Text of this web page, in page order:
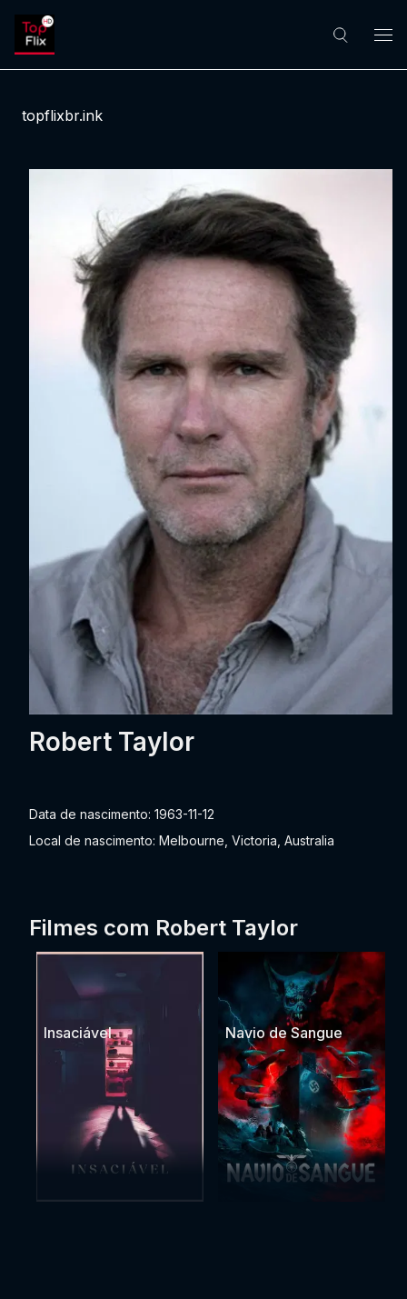
topflixbr.ink
Robert Taylor
Data de nascimento: 1963-11-12
Local de nascimento: Melbourne, Victoria, Australia
Filmes com Robert Taylor
Insaciável Navio de Sangue